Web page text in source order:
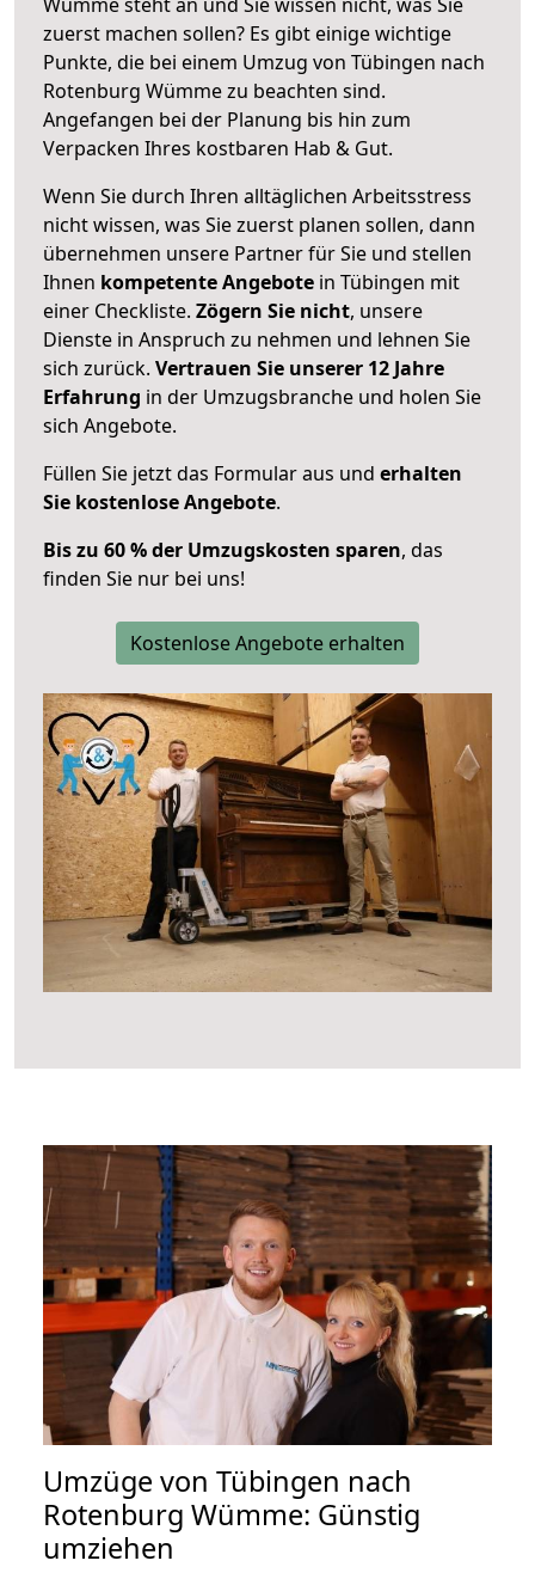
zuerst machen sollen? Es gibt einige wichtige
Punkte, die bei einem Umzug von Tübingen nach
Rotenburg Wümme zu beachten sind.
Angefangen bei der Planung bis hin zum
Verpacken Ihres kostbaren Hab & Gut.
Wenn Sie durch Ihren alltäglichen Arbeitsstress
nicht wissen, was Sie zuerst planen sollen, dann
übernehmen unsere Partner für Sie und stellen
Ihnen kompetente Angebote in Tübingen mit
einer Checkliste. Zögern Sie nicht, unsere
Dienste in Anspruch zu nehmen und lehnen Sie
sich zurück. Vertrauen Sie unserer 12 Jahre
Erfahrung in der Umzugsbranche und holen Sie
sich Angebote.
Füllen Sie jetzt das Formular aus und erhalten
Sie kostenlose Angebote.
Bis zu 60 % der Umzugskosten sparen, das
finden Sie nur bei uns!
Kostenlose Angebote erhalten
Umzüge von Tübingen nach
Rotenburg Wümme: Günstig
umziehen